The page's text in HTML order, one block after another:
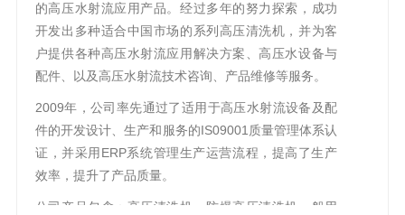
的高压水射流应用产品。经过多年的努力探索，成功
开发出多种适合中国市场的系列高压清洗机，并为客
户提供各种高压水射流应用解决方案、高压水设备与
配件、以及高压水射流技术咨询、产品维修等服务。
2009年，公司率先通过了适用于高压水射流设备及配
件的开发设计、生产和服务的IS09001质量管理体系认
证，并采用ERP系统管理生产运营流程，提高了生产
效率，提升了产品质量。
公司产品包含：高压清洗机、防爆高压清洗机、船用